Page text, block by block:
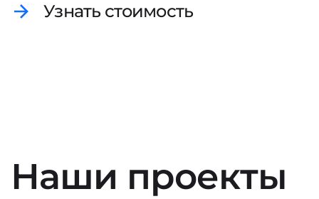
Узнать стоимость
Наши проекты